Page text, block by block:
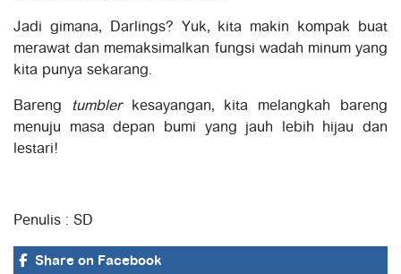
Jadi gimana, Darlings? Yuk, kita makin kompak buat
merawat dan memaksimalkan fungsi wadah minum yang
kita punya sekarang.
Bareng tumblerkesayangan, kita melangkah bareng
menuju masa depan bumi yang jauh lebih hijau dan
lestari!
Penulis : SD
Share on Facebook